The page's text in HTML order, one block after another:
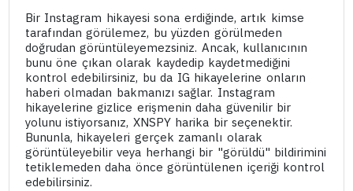
Bir Instagram hikayesi sona erdiğinde, artık kimse
tarafından görülemez, bu yüzden görülmeden
doğrudan görüntüleyemezsiniz. Ancak, kullanıcının
bunu öne çıkan olarak kaydedip kaydetmediğini
kontrol edebilirsiniz, bu da IG hikayelerine onların
haberi olmadan bakmanızı sağlar. Instagram
hikayelerine gizlice erişmenin daha güvenilir bir
yolunu istiyorsanız, XNSPY harika bir seçenektir.
Bununla, hikayeleri gerçek zamanlı olarak
görüntüleyebilir veya herhangi bir "görüldü" bildirimini
tetiklemeden daha önce görüntülenen içeriği kontrol
edebilirsiniz.